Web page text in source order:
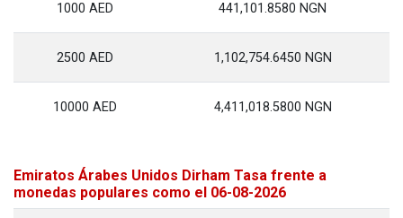
1000 AED 441,101.8580 NGN
2500 AED 1,102,754.6450 NGN
10000 AED 4,411,018.5800 NGN
Emiratos Árabes Unidos Dirham Tasa frente a
monedas populares como el 06-08-2026